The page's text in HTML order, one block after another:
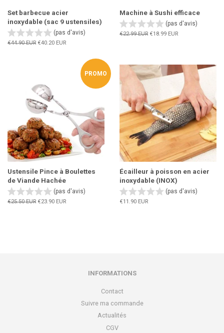
Set barbecue acier
inoxydable (sac 9 ustensiles)
(pas d'avis)
Prix
€44.90 EUR Prix
€40.20 EUR
Machine à Sushi efficace
(pas d'avis)
Prix
€22.99 EUR Prix
€18.99 EUR
PROMO
Ustensile Pince à Boulettes
de Viande Hachée
(pas d'avis)
Prix
€25.50 EUR Prix
€23.90 EUR
Écailleur à poisson en acier
inoxydable (INOX)
(pas d'avis)
Prix
€11.90 EUR
INFORMATIONS
Contact
Suivre ma commande
Actualités
CGV